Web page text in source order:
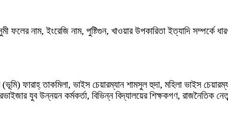
ফলের নাম, ইংরেজি নাম, পুষ্টিগুন, খাওয়ার উপকারিতা ইত্যাদি
(ভূমি) ফারাহ্ তাকমিলা, ভাইস চেয়ারম্যান শামসুল হুদা, মহিলা ভাইস
যুব উন্নয়ন কর্মকর্তা, বিভিন্ন বিদ্যালয়ের শিক্ষকগণ,